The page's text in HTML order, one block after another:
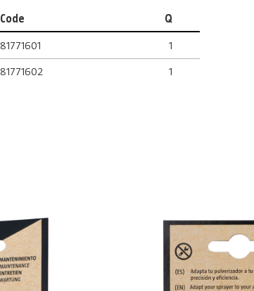
Code Q
81771601 1
81771602 1